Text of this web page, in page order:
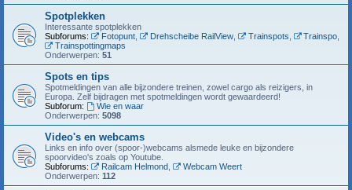
Spotplekken
Interessante spotplekken
Subforums:
Fotopunt, Drehscheibe RailView, Trainspots Trainspo
Trainspottingmaps
Onderwerpen: 51
Spots en tips
Spotmeldingen van alle bijzondere treinen, zowel cargo als reizigers, in
Europa. Zelf bijdragen met spotmeldingen wordt gewaardeerd!
Subforum:
Wie en waar
Onderwerpen: 5098
Video's en webcams
Links en info over (spoor-)webcams alsmede leuke en bijzondere
spoorvideo's zoals op Youtube.
Subforums:
Railcam Helmond,
Webcam Weert
Onderwerpen: 112